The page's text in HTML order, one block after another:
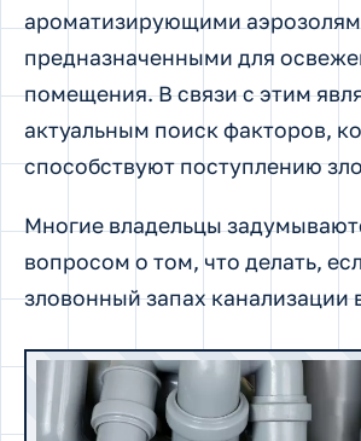
ароматизирующими
предназначенными для
помещения. В связи с этим
актуальным поиск факторов,
способствуют поступлению
Многие владельцы
вопросом о том, что делать,
зловонный запах канализации